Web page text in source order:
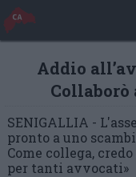
Addio
Collaborò
SENIGALLIA -
pronto a uno
Come collega,
per tanti avvocati»